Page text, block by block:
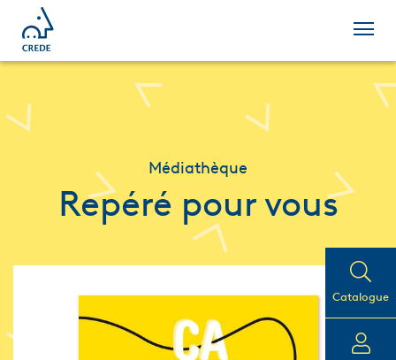
Catalogue
Médiathèque
Repéré pour vous